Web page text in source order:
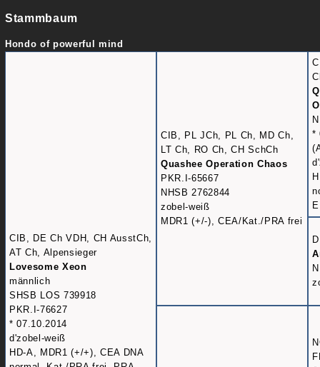
Stammbaum
Hondo of powerful mind
CIB, DE Ch VDH, CH AusstCh,
AT Ch, Alpensieger
Lovesome Xeon
männlich
SHSB LOS 739918
PKR.I-76627
* 07.10.2014
d'zobel-weiß
HD-A, MDR1 (+/+), CEA DNA
CIB, PL JCh, PL Ch, MD Ch,
LT Ch, RO Ch, CH SchCh
Quashee Operation Chaos
PKR.I-65667
NHSB 2762844
zobel-weiß
MDR1 (+/-), CEA/Kat./PRA frei
*